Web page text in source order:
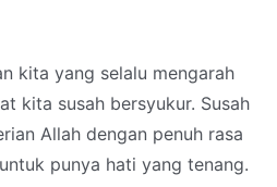
kita yang selalu mengarah
kita susah bersyukur. Susah
Allah dengan penuh rasa
punya hati yang tenang.